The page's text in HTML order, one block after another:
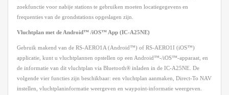
zoekfunctie voor nabije stations te gebruiken moeten locatiegegevens en
frequenties van de grondstations opgeslagen zijn.
Vluchtplan met de Android™ /iOS™ App (IC-A25NE)
Gebruik makend van de RS-AERO1A (Android™) of RS-AERO1I (iOS™)
applicatie, kunt u vluchtplannen opstellen op een Android™-/iOS™-apparaat, en
de informatie van dit vluchtplan via Bluetooth® inladen in de IC-A25NE. De
volgende vier functies zijn beschikbaar: een vluchtplan aanmaken, Direct-To NAV
instellen, vluchtplaninformatie weergeven en waypoint-informatie weergeven.